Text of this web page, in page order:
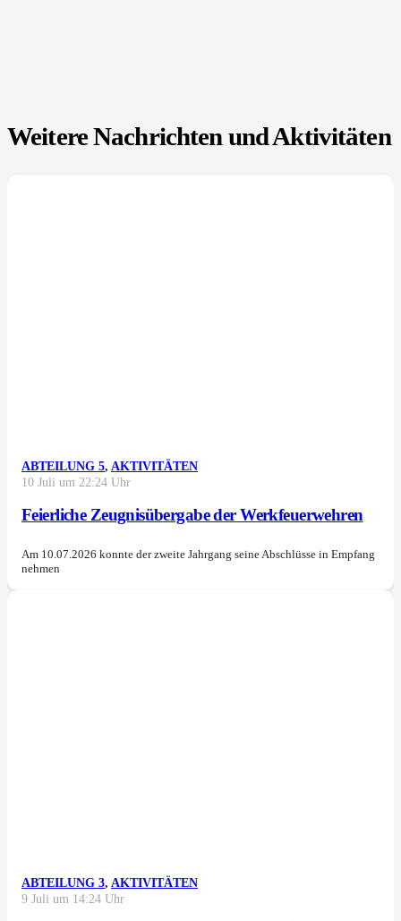
Weitere Nachrichten und Aktivitäten
ABTEILUNG 5, AKTIVITÄTEN
10 Juli um 22:24 Uhr
Feierliche Zeugnisübergabe der Werkfeuerwehren
Am 10.07.2026 konnte der zweite Jahrgang seine Abschlüsse in Empfang
nehmen
ABTEILUNG 3, AKTIVITÄTEN
9 Juli um 14:24 Uhr